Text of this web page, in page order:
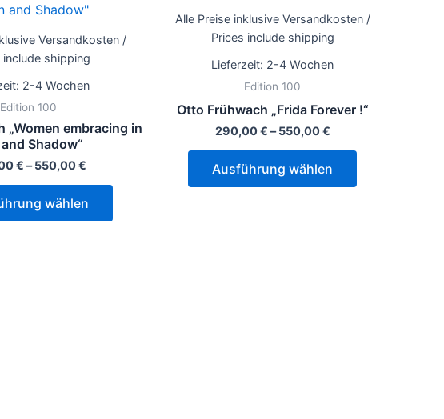
Versandkosten /
include shipping
2-4 Wochen
Edition 100
„Women embracing in
Shadow“
€ –550,00€
wählen
mehrere
Optionen
Produktseite
Alle Preise inklusive Versandkosten /
Prices include shipping
Lieferzeit: 2-4 Wochen
Edition 100
Otto Frühwach „Frida Forever !“
290,00€ –550,00€
Ausführung wählen
weist
Die
können